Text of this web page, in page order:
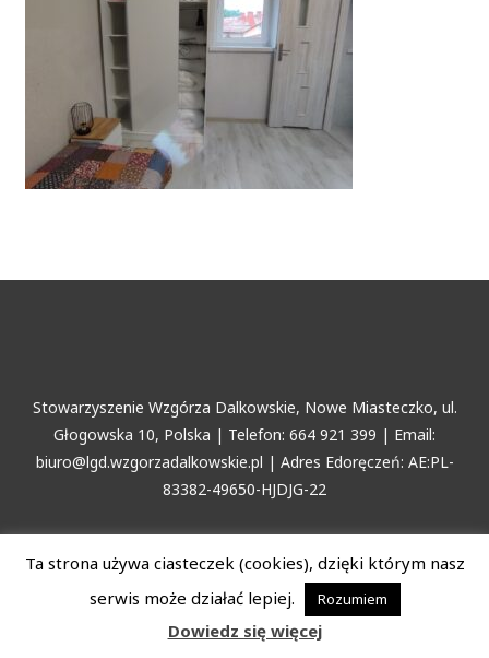
Stowarzyszenie Wzgórza Dalkowskie, Nowe Miasteczko, ul.
Głogowska 10, Polska | Telefon: 664 921 399 | Email:
biuro@lgd.wzgorzadalkowskie.pl | Adres Edoręczeń: AE:PL-
83382-49650-HJDJG-22
Ta strona używa ciasteczek (cookies), dzięki którym nasz
serwis może działać lepiej.
Rozumiem
Dowiedz się więcej